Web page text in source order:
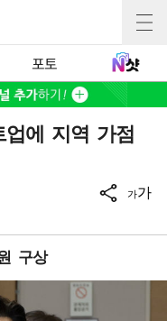
포토
에 지역 가점
가가
구상